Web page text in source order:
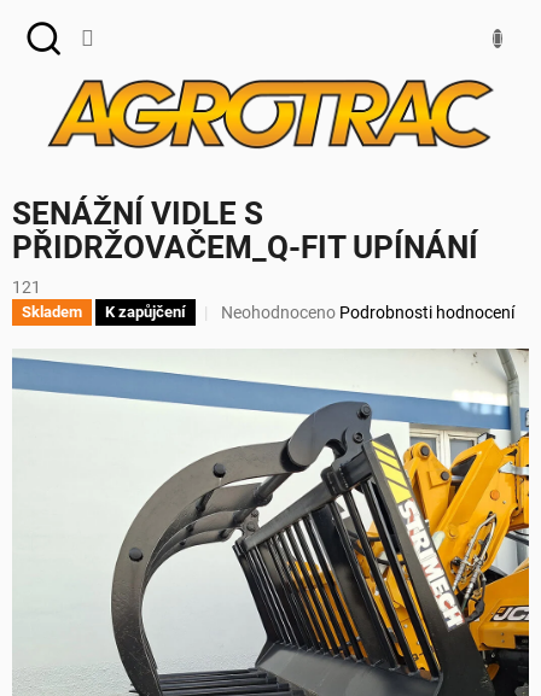
obsah
SENÁŽNÍ VIDLE S
PŘIDRŽOVAČEM_Q-FIT UPÍNÁNÍ
121
Skladem K zapůjčení
Průměrné
je
0,0
5
hvězdiček.
Neohodnoceno Podrobnosti hodnocení